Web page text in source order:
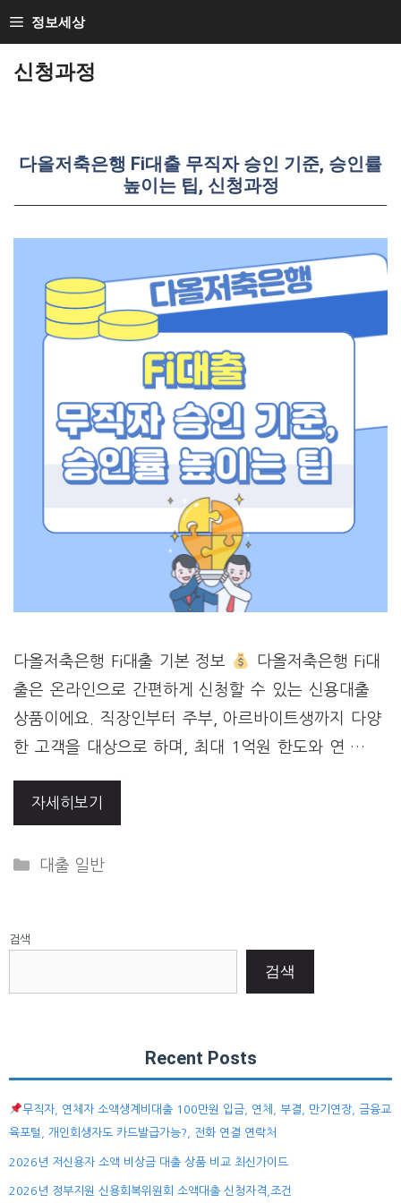
Skip
to
content
정보세상
신청과정
다올저축은행 Fi대출 무직자 승인 기준, 승인률
높이는 팁, 신청과정
다올저축은행 Fi대출 기본 정보
다올저축은행 Fi대
출은 온라인으로 간편하게 신청할 수 있는 신용대출
상품이에요. 직장인부터 주부, 아르바이트생까지 다양
한 고객을 대상으로 하며, 최대 1억원 한도와 연 …
자세히보기
Categories
대출 일반
검색
검색
Recent Posts
무직자, 연체자 소액생계비대출 100만원 입금, 연체, 부결, 만기연장, 금융교
육포털, 개인회생자도 카드발급가능?, 전화 연결 연락처
2026년 저신용자 소액 비상금 대출 상품 비교 최신가이드
2026년 정부지원 신용회복위원회 소액대출 신청자격,조건